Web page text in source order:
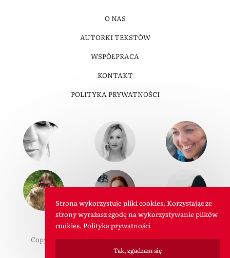
O NAS
AUTORKI TEKSTÓW
WSPÓŁPRACA
KONTAKT
POLITYKA PRYWATNOŚCI
Copyright © 2011-2026 W Roli Mamy. Wszelkie prawa
zastrzeżone.
Strona wykorzystuje pliki cookies. Korzystając ze
strony wyrażasz zgodę na wykorzystywanie plików
cookies. Polityka prywatności
Tak, zgadzam się